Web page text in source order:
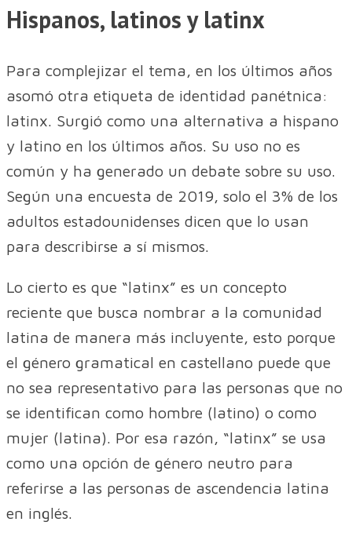
Hispanos, latinos y latinx
Para complejizar el tema, en los últimos años
asomó otra etiqueta de identidad panétnica:
latinx. Surgió como una alternativa a hispano
y latino en los últimos años. Su uso no es
común y ha generado un debate sobre su uso.
Según una encuesta de 2019, solo el 3% de los
adultos estadounidenses dicen que lo usan
para describirse a sí mismos.
Lo cierto es que “latinx” es un concepto
reciente que busca nombrar a la comunidad
latina de manera más incluyente, esto porque
el género gramatical en castellano puede que
no sea representativo para las personas que no
se identifican como hombre (latino) o como
mujer (latina). Por esa razón, “latinx” se usa
como una opción de género neutro para
referirse a las personas de ascendencia latina
en inglés.